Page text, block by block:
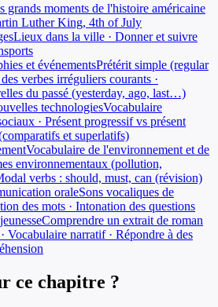
grands moments de l'histoire américaine
Luther King, 4th of July
Lieux dans la ville · Donner et suivre
et événementsPrétérit simple (regular
verbes irréguliers courants ·
du passé (yesterday, ago, last…)
technologiesVocabulaire
· Présent progressif vs présent
et superlatifs)
Vocabulaire de l'environnement et de
environnementaux (pollution,
verbs : should, must, can (révision)
oraleSons vocaliques de
des mots · Intonation des questions
Comprendre un extrait de roman
Vocabulaire narratif · Répondre à des
ce chapitre ?